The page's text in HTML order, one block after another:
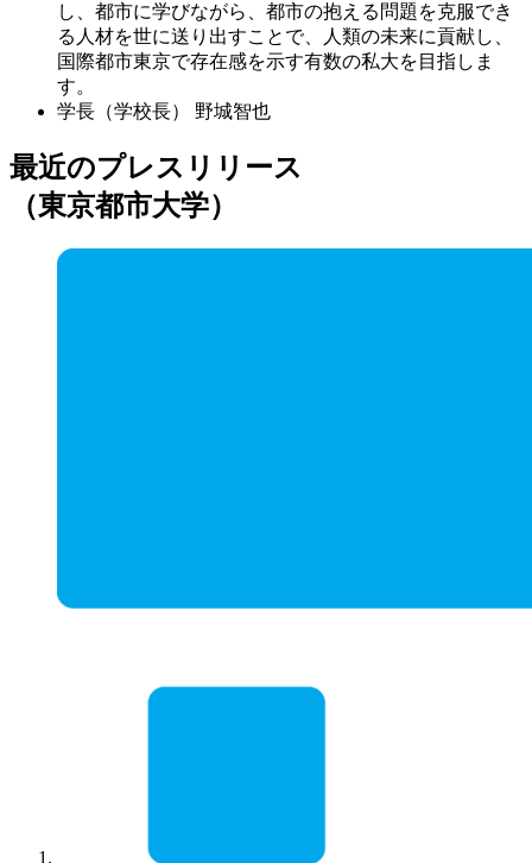
し、都市に学びながら、都市の抱える問題を克服でき
る人材を世に送り出すことで、人類の未来に貢献し、
国際都市東京で存在感を示す有数の私大を目指しま
す。
学長（学校長）
野城智也
最近のプレスリリース
（東京都市大学）